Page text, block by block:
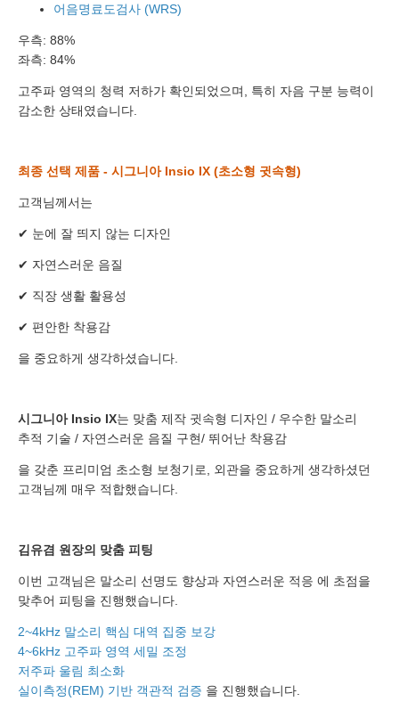
어음명료도검사 (WRS)
우측: 88%
좌측: 84%
고주파 영역의 청력 저하가 확인되었으며, 특히 자음 구분 능력이
감소한 상태였습니다.
최종 선택 제품 - 시그니아 Insio IX (초소형 귓속형)
고객님께서는
✔ 눈에 잘 띄지 않는 디자인
✔ 자연스러운 음질
✔ 직장 생활 활용성
✔ 편안한 착용감
을 중요하게 생각하셨습니다.
시그니아 Insio IX는 맞춤 제작 귓속형 디자인 / 우수한 말소리
추적 기술 / 자연스러운 음질 구현/ 뛰어난 착용감
을 갖춘 프리미엄 초소형 보청기로, 외관을 중요하게 생각하셨던
고객님께 매우 적합했습니다.
김유겸 원장의 맞춤 피팅
이번 고객님은 말소리 선명도 향상과 자연스러운 적응 에 초점을
맞추어 피팅을 진행했습니다.
2~4kHz 말소리 핵심 대역 집중 보강
4~6kHz 고주파 영역 세밀 조정
저주파 울림 최소화
실이측정(REM) 기반 객관적 검증 을 진행했습니다.
바로 예약하기
이름
예약날짜
예약시간
분야
[자세히보기]